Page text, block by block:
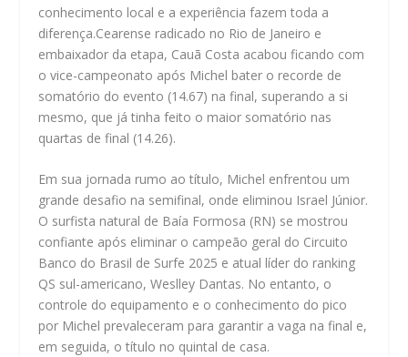
conhecimento local e a experiência fazem toda a
diferença.Cearense radicado no Rio de Janeiro e
embaixador da etapa, Cauã Costa acabou ficando com
o vice-campeonato após Michel bater o recorde de
somatório do evento (14.67) na final, superando a si
mesmo, que já tinha feito o maior somatório nas
quartas de final (14.26).
Em sua jornada rumo ao título, Michel enfrentou um
grande desafio na semifinal, onde eliminou Israel Júnior.
O surfista natural de Baía Formosa (RN) se mostrou
confiante após eliminar o campeão geral do Circuito
Banco do Brasil de Surfe 2025 e atual líder do ranking
QS sul-americano, Weslley Dantas. No entanto, o
controle do equipamento e o conhecimento do pico
por Michel prevaleceram para garantir a vaga na final e,
em seguida, o título no quintal de casa.